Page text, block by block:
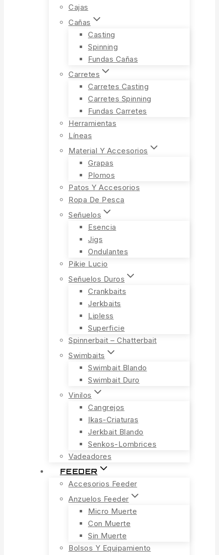
Cajas
Cañas
Casting
Spinning
Fundas Cañas
Carretes
Carretes Casting
Carretes Spinning
Fundas Carretes
Herramientas
Líneas
Material Y Accesorios
Grapas
Plomos
Patos Y Accesorios
Ropa De Pesca
Señuelos
Esencia
Jigs
Ondulantes
Pikie Lucio
Señuelos Duros
Crankbaits
Jerkbaits
Lipless
Superficie
Spinnerbait – Chatterbait
Swimbaits
Swimbait Blando
Swimbait Duro
Vinilos
Cangrejos
Ikas-Criaturas
Jerkbait Blando
Senkos-Lombrices
Vadeadores
FEEDER
Accesorios Feeder
Anzuelos Feeder
Micro Muerte
Con Muerte
Sin Muerte
Bolsos Y Equipamiento